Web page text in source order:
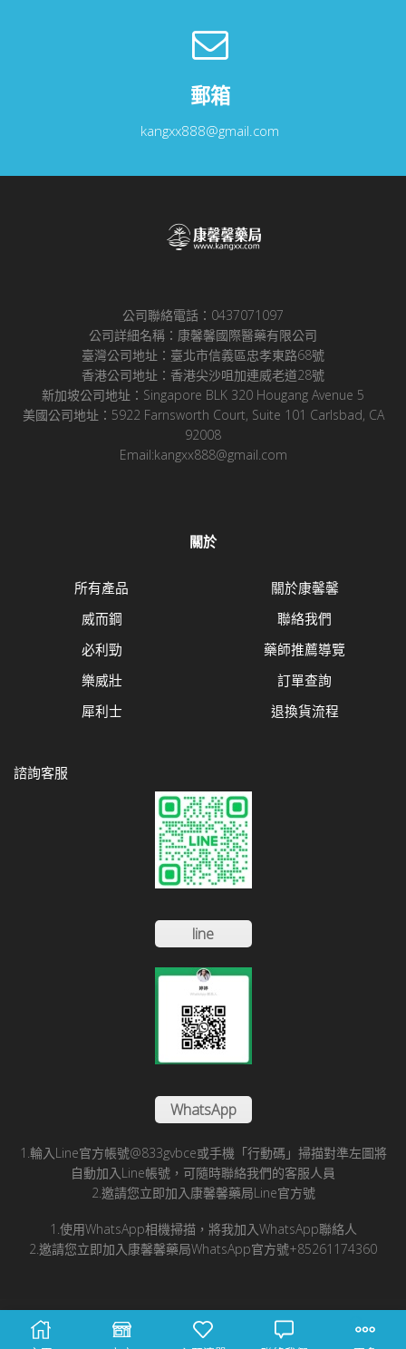
郵箱
kangxx888@gmail.com
公司聯絡電話：0437071097
公司詳細名稱：康馨馨國際醫藥有限公司
臺灣公司地址：臺北市信義區忠孝東路68號
香港公司地址：香港尖沙咀加連威老道28號
新加坡公司地址：Singapore BLK 320 Hougang Avenue 5
美國公司地址：5922 Farnsworth Court, Suite 101 Carlsbad, CA
92008
Email:kangxx888@gmail.com
關於
所有產品
威而鋼
必利勁
樂威壯
犀利士
關於康馨馨
聯絡我們
藥師推薦導覽
訂單查詢
退換貨流程
諮詢客服
line
WhatsApp
1.輪入Line官方帳號@833gvbce或手機「行動碼」掃描對準左圖將
自動加入Line帳號，可隨時聯絡我們的客服人員
2.邀請您立即加入康馨馨藥局Line官方號
1.使用WhatsApp相機掃描，將我加入WhatsApp聯絡人
2.邀請您立即加入康馨馨藥局WhatsApp官方號+85261174360
© 2025 康馨馨國際醫藥有限公司版所有